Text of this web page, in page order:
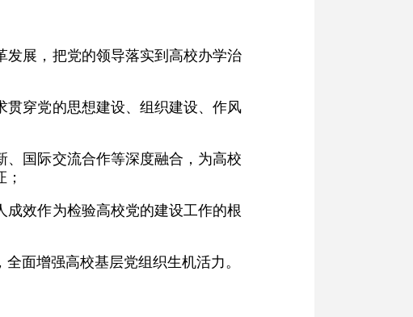
发展，把党的领导落实到高校办学治
贯穿党的思想建设、组织建设、作风
、国际交流合作等深度融合，为高校
成效作为检验高校党的建设工作的根
面增强高校基层党组织生机活力。